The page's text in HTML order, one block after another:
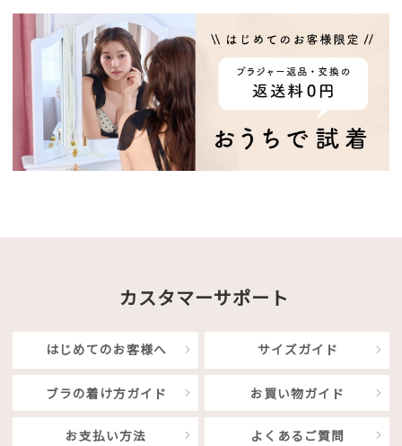
カスタマーサポート
はじめてのお客様へ サイズガイド
ブラの着け方ガイド お買い物ガイド
お支払い方法 よくあるご質問